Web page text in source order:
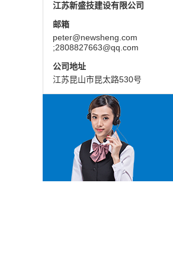
江苏新盛技建设有限公司
邮箱
peter@newsheng.com
;2808827663@qq.com
公司地址
江苏昆山市昆太路530号